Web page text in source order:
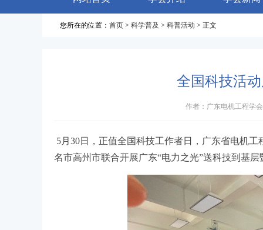
您所在的位置： 首页 > 科学普及 > 科普活动 > 正文
全国科技活
作者：广东电机工程
5月30日，正值全国科技工作者日，广东省电机
名市高州市联合开展广东“电力之光”送科技到基